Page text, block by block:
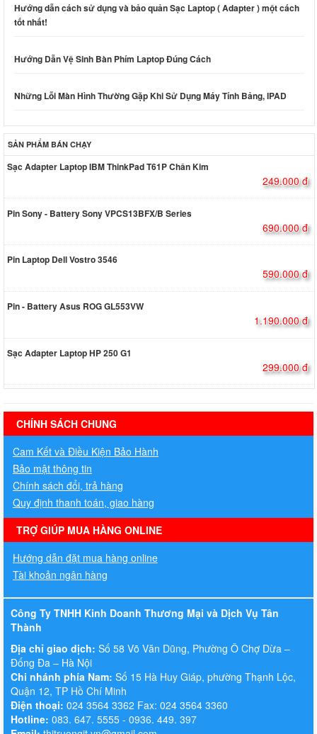
Hướng dẫn cách sử dụng và bảo quản Sạc Laptop ( Adapter ) một cách
tốt nhất!
Hướng Dẫn Vệ Sinh Bàn Phím Laptop Đúng Cách
Những Lỗi Màn Hình Thường Gặp Khi Sử Dụng Máy Tính Bảng, IPAD
SẢN PHẨM BÁN CHẠY
Sạc Adapter Laptop IBM ThinkPad T61P Chân Kim
249.000 đ
Pin Sony - Battery Sony VPCS13BFX/B Series
690.000 đ
Pin Laptop Dell Vostro 3546
590.000 đ
Pin - Battery Asus ROG GL553VW
1.190.000 đ
Sạc Adapter Laptop HP 250 G1
299.000 đ
hermes handbags outlet online
CHÍNH SÁCH CHUNG
Cam Kết và Điều Kiện Bảo Hành
Bảo mật thông tin
Chính sách đổi, trả hàng
Quy định thanh toán, giao hàng
TRỢ GIÚP MUA HÀNG ONLINE
Hướng dẫn đặt mua hàng online
Tài khoản ngân hàng
Công Ty TNHH Kinh Doanh Thương Mại và Dịch Vụ Tân
Thành
Địa chỉ giao dịch: Số 58 Võ Văn Dũng, Phường Ô Chợ Dừa –
Đống Đa – Hà Nội
Chi nhánh phía Nam: Số 15 Hà Huy Giáp, phường Thạnh Lộc,
Quận 12, TP Hồ Chí Minh
Điện thoại: 024 3564 3362 Fax: 024 3564 3360
Hotline: 083. 647. 5555 - 0936. 449. 397